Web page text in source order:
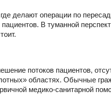
делают операции по
В туманной
потоков пациентов,
областях. Обычные
медико-санитарной